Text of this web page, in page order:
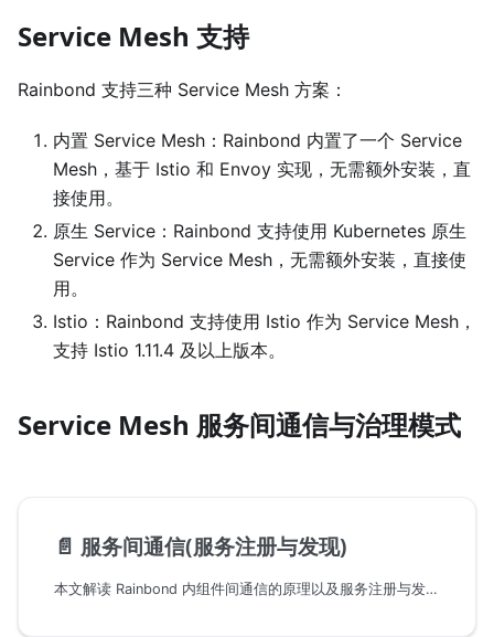
Service Mesh 支持
Rainbond 支持三种 Service Mesh 方案：
内置 Service Mesh：Rainbond 内置了一个 Service
Mesh，基于 Istio 和 Envoy 实现，无需额外安装，直
接使用。
原生 Service：Rainbond 支持使用 Kubernetes 原生
Service 作为 Service Mesh，无需额外安装，直接使
用。
Istio：Rainbond 支持使用 Istio 作为 Service Mesh，
支持 Istio 1.11.4 及以上版本。
Service Mesh 服务间通信与治理模式
📄️ 服务间通信(服务注册与发现)
本文解读 Rainbond 内组件间通信的原理以及服务注册与发现。